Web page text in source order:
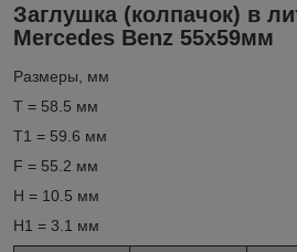
Заглушка (колпачок) в
Mercedes Benz 55х59мм
Размеры, мм
T = 58.5 мм
T1 = 59.6 мм
F = 55.2 мм
H = 10.5 мм
H1 = 3.1 мм